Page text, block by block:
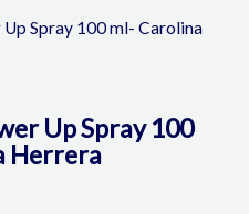
Up Spray 100
Herrera